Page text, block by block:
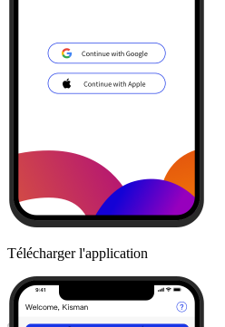
Télécharger l'application